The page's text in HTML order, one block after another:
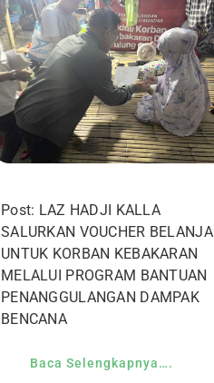
Post: LAZ HADJI KALLA
SALURKAN VOUCHER BELANJA
UNTUK KORBAN KEBAKARAN
MELALUI PROGRAM BANTUAN
PENANGGULANGAN DAMPAK
BENCANA
Baca Selengkapnya….